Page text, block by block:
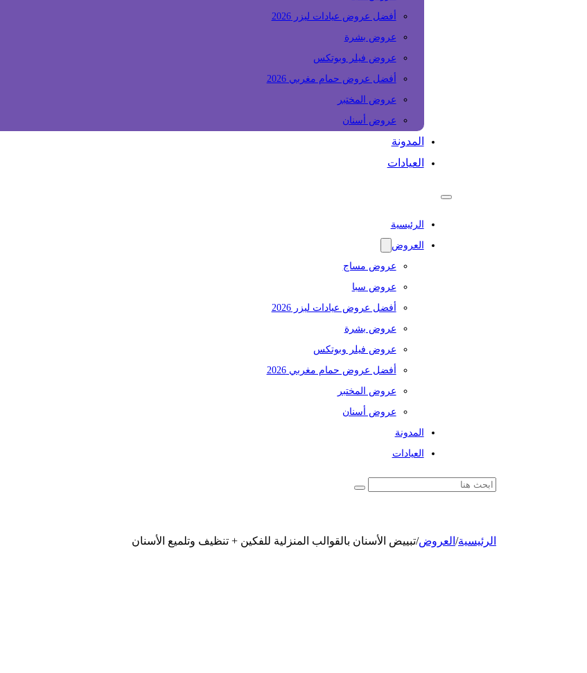
أفضل عروض عيادات ليزر 2026
عروض بشرة
عروض فيلر وبوتكس
أفضل عروض حمام مغربي 2026
عروض المختبر
عروض أسنان
المدونة
العيادات
الرئيسية
العروض
عروض مساج
عروض سبا
أفضل عروض عيادات ليزر 2026
عروض بشرة
عروض فيلر وبوتكس
أفضل عروض حمام مغربي 2026
عروض المختبر
عروض أسنان
المدونة
العيادات
الرئيسية/ العروض/تبييض الأسنان بالقوالب المنزلية للفكين + تنظيف وتلميع الأسنان